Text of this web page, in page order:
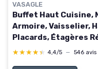
VASAGLE
Buffet Haut Cuisine,
Armoire, Vaisselier,
Placards, Étagères
Blanc BBC561W21
★★★★★
★★★★★ 4,4/5 — 546 avis